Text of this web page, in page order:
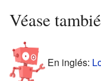
Véase
En inglés: